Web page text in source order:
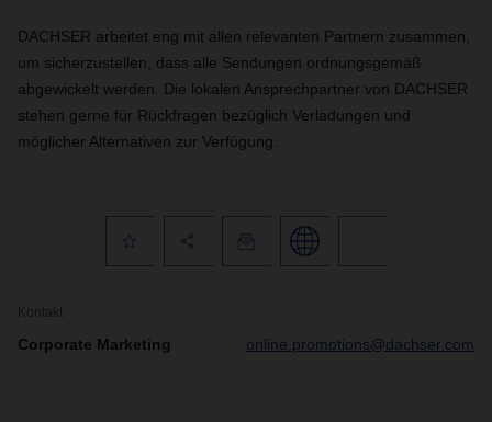
DACHSER arbeitet eng mit allen relevanten Partnern zusammen,
um sicherzustellen, dass alle Sendungen ordnungsgemäß
abgewickelt werden. Die lokalen Ansprechpartner von DACHSER
stehen gerne für Rückfragen bezüglich Verladungen und
möglicher Alternativen zur Verfügung.
Kontakt
Corporate Marketing online.promotions@dachser.com